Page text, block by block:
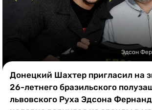
Казино
Эдсон
Донецкий Шахтер пригласил на
26-летнего бразильского
львовского Руха Эдсона